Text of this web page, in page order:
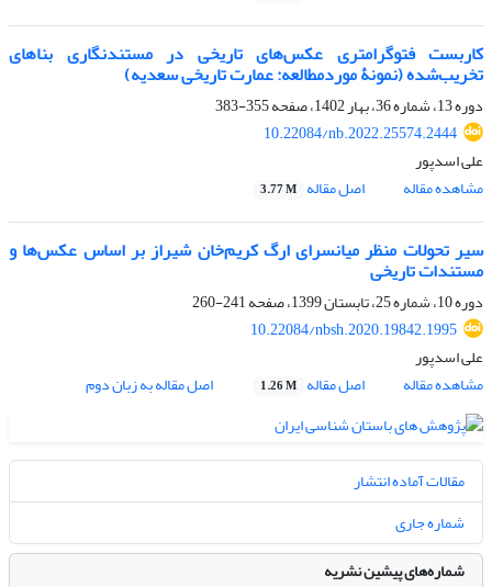
کاربست فتوگرامتری عکس‌های تاریخی در مستندنگاری بناهای
تخریب‌شده (نمونۀ موردمطالعه: عمارت تاریخی سعدیه)
دوره 13، شماره 36، بهار 1402، صفحه
355-383
10.22084/nb.2022.25574.2444
علی اسدپور
مشاهده مقاله
اصل مقاله 3.77 M
سیر تحولات منظر میانسرای ارگ کریم‌خان شیراز بر اساس عکس‌ها و
مستندات تاریخی
دوره 10، شماره 25، تابستان 1399، صفحه
241-260
10.22084/nbsh.2020.19842.1995
علی اسدپور
مشاهده مقاله
اصل مقاله 1.26 M اصل مقاله به زبان دوم
مقالات آماده انتشار
شماره جاری
شماره‌های پیشین نشریه